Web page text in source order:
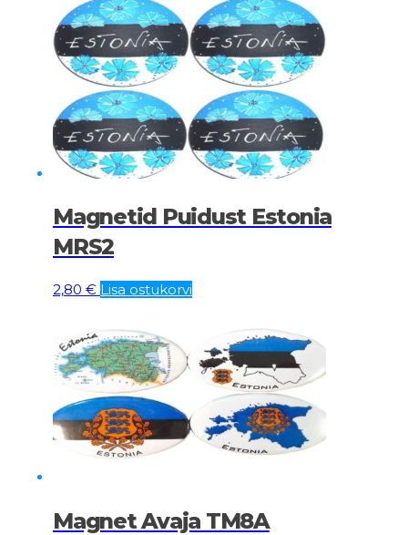
Magnetid Puidust Estonia
MRS2
2,80 € Lisa ostukorvi
Magnet Avaja TM8A